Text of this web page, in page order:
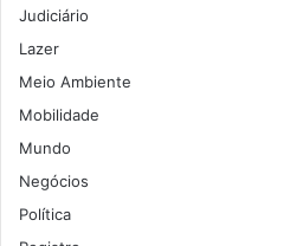
Judiciário
Lazer
Meio Ambiente
Mobilidade
Mundo
Negócios
Política